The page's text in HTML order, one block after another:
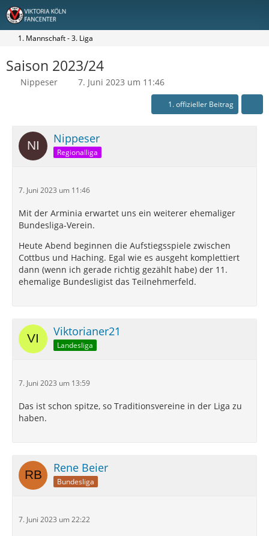
1. Mannschaft - 3. Liga
Saison 2023/24
Nippeser 7. Juni 2023 um 11:46
1. offizieller Beitrag
Nippeser
Regionalliga
7. Juni 2023 um 11:46
Mit der Arminia erwartet uns ein weiterer ehemaliger
Bundesliga-Verein.
Heute Abend beginnen die Aufstiegsspiele zwischen
Cottbus und Haching. Egal wie es ausgeht komplettiert
dann (wenn ich gerade richtig gezählt habe) der 11.
ehemalige Bundesligist das Teilnehmerfeld.
Viktorianer21
Landesliga
7. Juni 2023 um 13:59
Das ist schon spitze, so Traditionsvereine in der Liga zu
haben.
Rene Beier
Bundesliga
7. Juni 2023 um 22:22